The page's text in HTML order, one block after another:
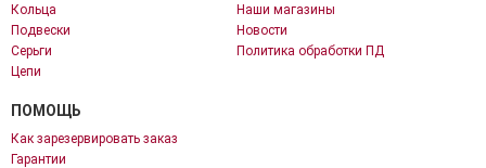
Кольца
Подвески
Серьги
Цепи
Наши магазины
Новости
Политика обработки ПД
ПОМОЩЬ
Как зарезервировать заказ
Гарантии